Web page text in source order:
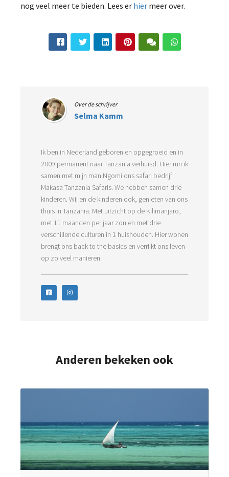
nog veel meer te bieden. Lees er hier meer over.
Over de schrijver
Selma Kamm
Ik ben in Nederland geboren en opgegroeid en in
2009 permanent naar Tanzania verhuisd. Hier run ik
samen met mijn man Ngomi ons safari bedrijf
Makasa Tanzania Safaris. We hebben samen drie
kinderen. Wij en de kinderen ook, genieten van ons
thuis in Tanzania. Met uitzicht op de Kilimanjaro,
met 11 maanden per jaar zon en met drie
verschillende culturen in 1 huishouden. Hier wonen
brengt ons back to the basics en verrijkt ons leven
op zo veel manieren.
Anderen bekeken ook